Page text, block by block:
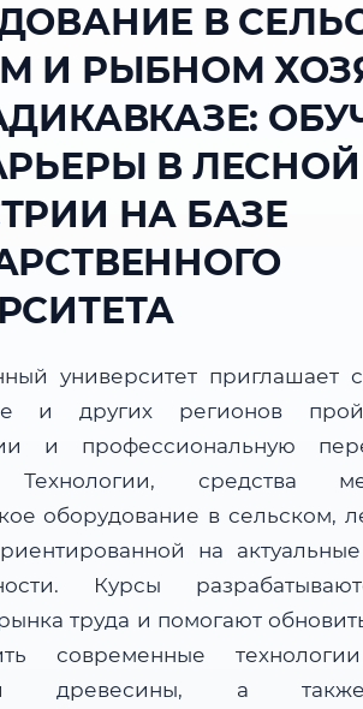
В
И РЫБНОМ
В ЛЕСНОЙ
НА БАЗЕ
университет приглашает
и других регионов
и профессиональную
Технологии, средства
оборудование в сельском,
на
Курсы
труда и помогают
современные
древесины, а